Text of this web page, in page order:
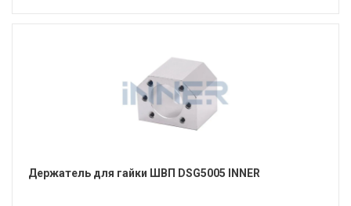
Держатель для гайки ШВП DSG5005 INNER